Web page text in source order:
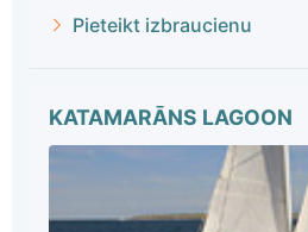
Pieteikt izbraucienu
KATAMARĀNS LAGOON